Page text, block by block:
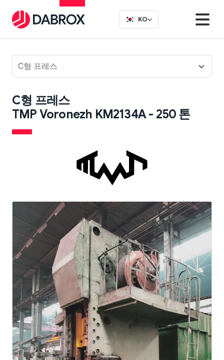
C형 프레스
C형 프레스
TMP Voronezh KM2134A - 250 톤